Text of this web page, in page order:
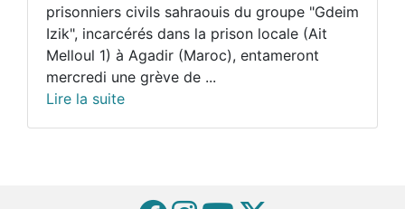
prisonniers civils sahraouis du groupe "Gdeim
Izik", incarcérés dans la prison locale (Ait
Melloul 1) à Agadir (Maroc), entameront
mercredi une grève de ...
Lire la suite